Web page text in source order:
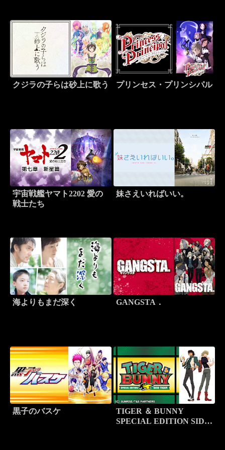
クジラの子らは砂上に歌う プリンセス・プリンシパル
宇宙戦艦ヤマト2202 愛の
戦士たち
妹さえいればいい。
海よりもまだ深く GANGSTA．
黒子のバスケ
TIGER ＆ BUNNY
SPECIAL EDITION SIDE